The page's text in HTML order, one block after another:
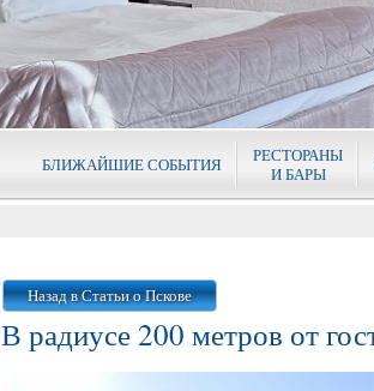
РЕСТОРАНЫ
И БАРЫ
БЛИЖАЙШИЕ СОБЫТИЯ
Назад в Статьи о Пскове
В радиусе 200 метров от